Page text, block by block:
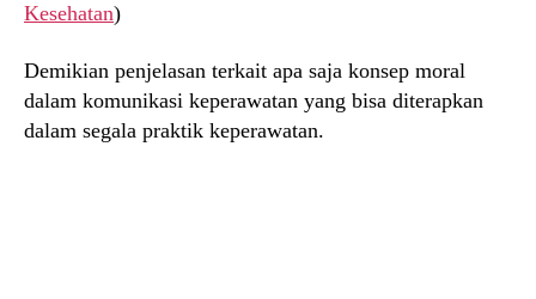
Kesehatan)
Demikian penjelasan terkait apa saja konsep moral
dalam komunikasi keperawatan yang bisa diterapkan
dalam segala praktik keperawatan.